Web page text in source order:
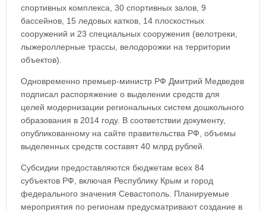
спортивных комплекса, 30 спортивных залов, 9
бассейнов, 15 ледовых катков, 14 плоскостных
сооружений и 23 специальных сооружения (велотреки,
лыжероллерные трассы, велодорожки на территории
объектов).
Одновременно премьер-министр РФ Дмитрий Медведев
подписал распоряжение о выделении средств для
целей модернизации региональных систем дошкольного
образования в 2014 году. В соответствии документу,
опубликованному на сайте правительства РФ, объемы
выделенных средств составят 40 млрд рублей.
Субсидии предоставляются бюджетам всех 84
субъектов РФ, включая Республику Крым и город
федерального значения Севастополь. Планируемые
мероприятия по регионам предусматривают создание в